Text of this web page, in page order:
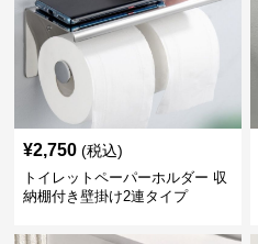
¥2,750 (税込)
トイレットペーパーホルダー 収
納棚付き壁掛け2連タイプ